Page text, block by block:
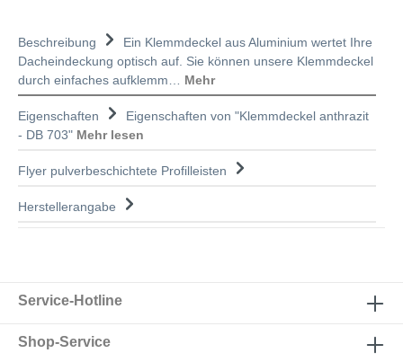
Beschreibung
Ein Klemmdeckel aus Aluminium wertet Ihre
Dacheindeckung optisch auf. Sie können unsere Klemmdeckel
durch einfaches aufklemm… Mehr
Eigenschaften
Eigenschaften von "Klemmdeckel anthrazit
- DB 703" Mehr lesen
Flyer pulverbeschichtete Profilleisten
Herstellerangabe
Service-Hotline
Shop-Service